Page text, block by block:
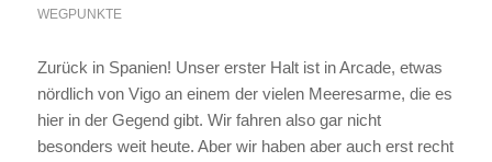
WEGPUNKTE
Zurück in Spanien! Unser erster Halt ist in Arcade, etwas
nördlich von Vigo an einem der vielen Meeresarme, die es
hier in der Gegend gibt. Wir fahren also gar nicht
besonders weit heute. Aber wir haben aber auch erst recht